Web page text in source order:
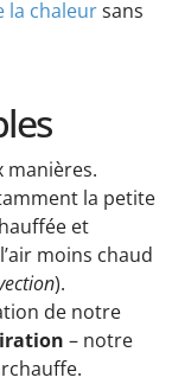
la chaleursans
manières.
la petite
et
moins chaud
).
de notre
– notre